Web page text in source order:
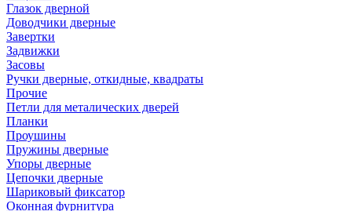
Глазок дверной
Доводчики дверные
Завертки
Задвижки
Засовы
Ручки дверные, откидные, квадраты
Прочие
Петли для металических дверей
Планки
Проушины
Пружины дверные
Упоры дверные
Цепочки дверные
Шариковый фиксатор
Оконная фурнитура